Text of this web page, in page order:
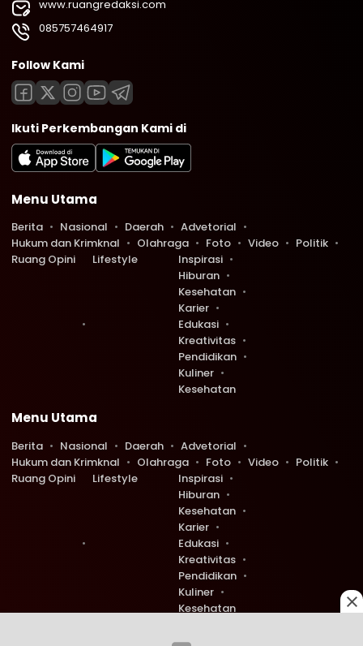
www.ruangredaksi.com
085757464917
Follow Kami
Ikuti Perkembangan Kami di
Menu Utama
Berita Nasional Daerah
Advetorial
Hukum dan Krimknal
Olahraga Foto Video
Politik
Ruang Opini
Lifestyle
Inspirasi
Hiburan
Kesehatan
Karier
Edukasi
Kreativitas
Pendidikan
Kuliner
Kesehatan
Menu Utama
Berita Nasional Daerah
Advetorial
Hukum dan Krimknal
Olahraga Foto Video
Politik
Ruang Opini
Lifestyle
Inspirasi
Hiburan
Kesehatan
Karier
Edukasi
Kreativitas
Pendidikan
Kuliner
Kesehatan